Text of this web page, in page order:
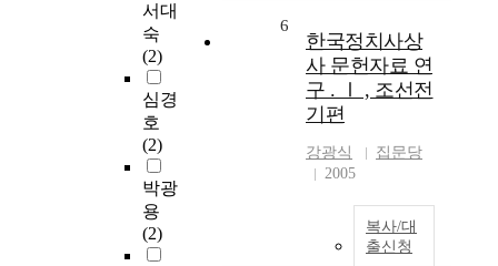
서대
숙
(2)
심경
호
(2)
박광
용
(2)
6
한국정치사상
사 문헌자료 연
구 . Ⅰ , 조선전
기편
강광식
집문당
2005
복사/대
출신청